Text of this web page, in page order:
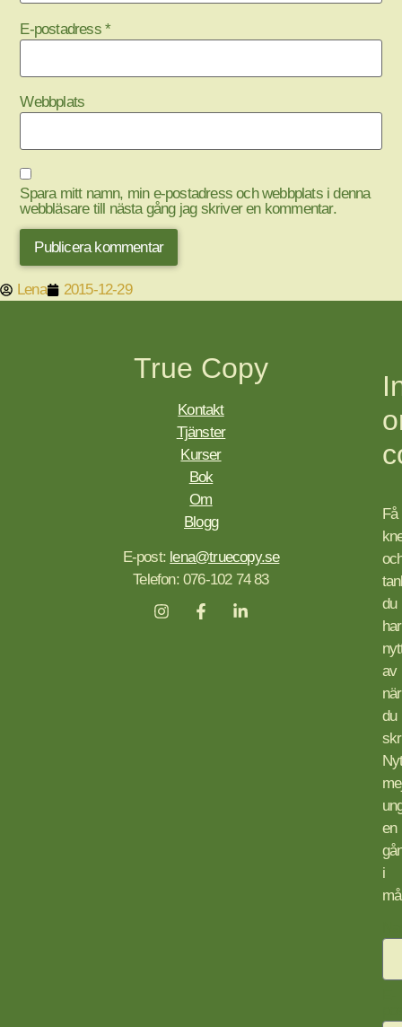
E-postadress *
Webbplats
Spara mitt namn, min e-postadress och webbplats i denna
webbläsare till nästa gång jag skriver en kommentar.
Lena 2015-12-29
True Copy
Kontakt
Tjänster
Kurser
Bok
Om
Blogg
E-post: lena@truecopy.se
Telefon: 076-102 74 83
Få
du
har
av
när
du
en
i